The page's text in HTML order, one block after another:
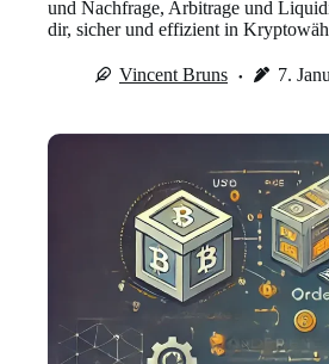
und Nachfrage, Arbitrage und
dir, sicher und effizient in
Vincent Bruns 7.